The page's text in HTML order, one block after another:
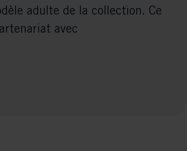
adulte de la collection. Ce
avec